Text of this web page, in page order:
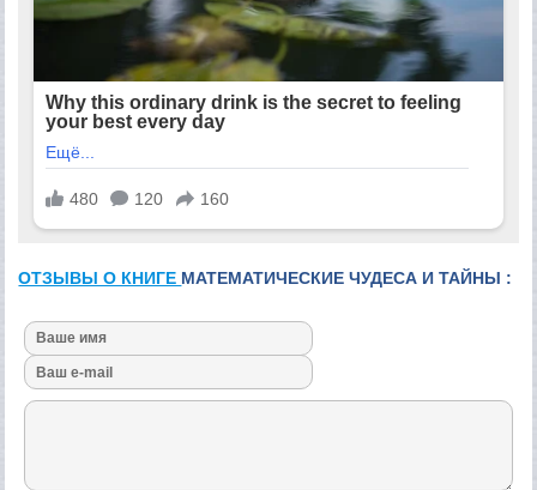
ОТЗЫВЫ О КНИГЕ МАТЕМАТИЧЕСКИЕ ЧУДЕСА И ТАЙНЫ :